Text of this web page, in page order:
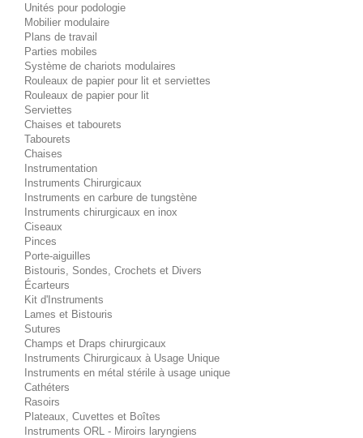
Unités pour podologie
Mobilier modulaire
Plans de travail
Parties mobiles
Système de chariots modulaires
Rouleaux de papier pour lit et serviettes
Rouleaux de papier pour lit
Serviettes
Chaises et tabourets
Tabourets
Chaises
Instrumentation
Instruments Chirurgicaux
Instruments en carbure de tungstène
Instruments chirurgicaux en inox
Ciseaux
Pinces
Porte-aiguilles
Bistouris, Sondes, Crochets et Divers
Écarteurs
Kit d'Instruments
Lames et Bistouris
Sutures
Champs et Draps chirurgicaux
Instruments Chirurgicaux à Usage Unique
Instruments en métal stérile à usage unique
Cathéters
Rasoirs
Plateaux, Cuvettes et Boîtes
Instruments ORL - Miroirs laryngiens